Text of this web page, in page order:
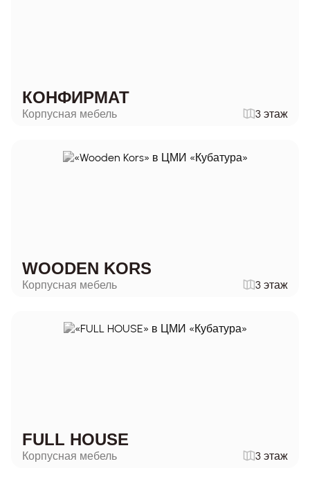
КОНФИРМАТ
Корпусная мебель 3 этаж
WOODEN KORS
Корпусная мебель 3 этаж
FULL HOUSE
Корпусная мебель 3 этаж